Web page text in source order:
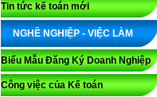
Tin tức kế toán mới
NGHỀ NGHIỆP - VIỆC LÀM
Biểu Mẫu Đăng Ký Doanh Nghiệp
Công việc của Kế toán